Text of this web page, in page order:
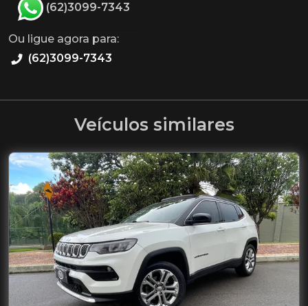
(62)3099-7343
Ou ligue agora para:
(62)3099-7343
Veículos similares